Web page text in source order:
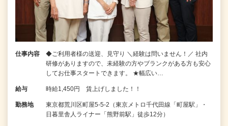
仕事内容
◆ご利用者様の送迎、見守り ＼経験は問いません！／ 社内
研修がありますので、未経験の方やブランクがある方も安心
してお仕事スタートできます。 ★幅広い…
給与 時給1,450円 賃上げしました！！
勤務地
東京都荒川区町屋5-5-2（東京メトロ千代田線「町屋駅」・
日暮里舎人ライナー「熊野前駅」徒歩12分）